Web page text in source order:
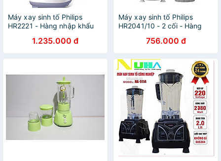
Máy xay sinh tố Philips
HR2221 - Hàng nhập khẩu
1.235.000 đ
Máy xay sinh tố Philips
HR2041/10 - 2 cối - Hàng
756.000 đ